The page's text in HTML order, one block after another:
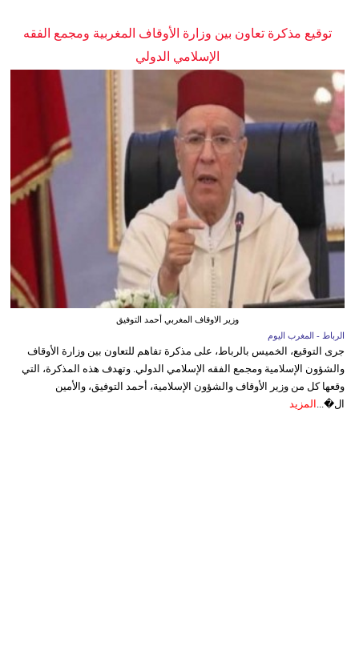
توقيع مذكرة تعاون بين وزارة الأوقاف المغربية ومجمع الفقه
الإسلامي الدولي
وزير الاوقاف المغربي أحمد التوفيق
الرباط - المغرب اليوم
جرى التوقيع، الخميس بالرباط، على مذكرة تفاهم للتعاون بين وزارة الأوقاف
والشؤون الإسلامية ومجمع الفقه الإسلامي الدولي. وتهدف هذه المذكرة، التي
وقعها كل من وزير الأوقاف والشؤون الإسلامية، أحمد التوفيق، والأمين
ال�... المزيد